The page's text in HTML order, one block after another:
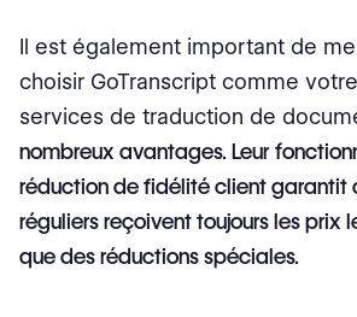
Il est également important de
choisir GoTranscript comme
services de traduction de
nombreux avantages. Leur
réduction de fidélité client garantit
réguliers reçoivent toujours les prix
que des réductions spéciales.